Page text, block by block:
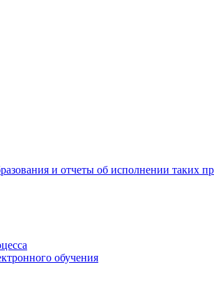
и отчеты об исполнении таких
обучения